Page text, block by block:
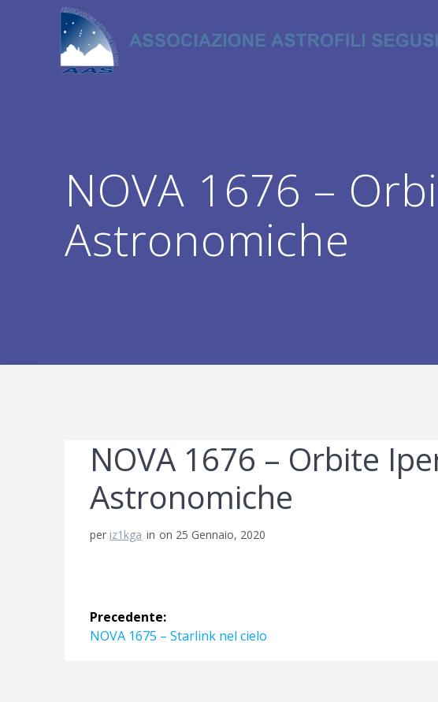
NOVA 1676 –
Astronomiche
NOVA 1676 – Orbite
Astronomiche
per iz1kga in on 25 Gennaio, 2020
Navigazione
articoli
Precedente:
Articolo
NOVA 1675 – Starlink nel cielo